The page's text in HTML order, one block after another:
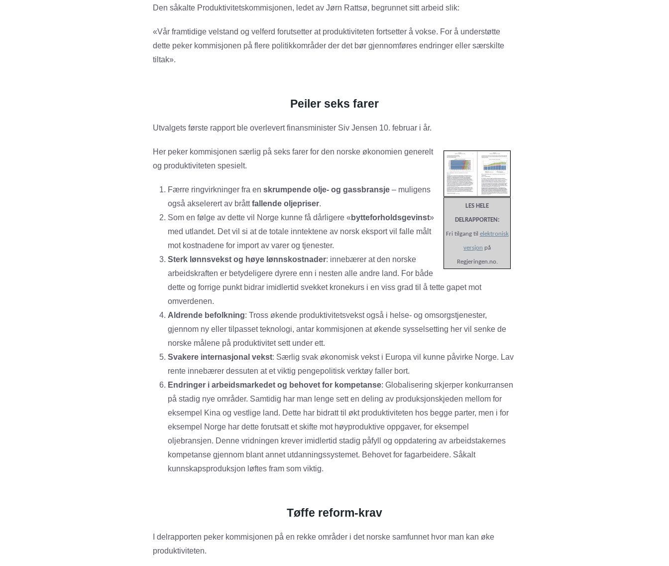
Den såkalte Produktivitetskommisjonen, ledet av Jørn Rattsø, begrunnet sitt arbeid slik:
«Vår framtidige velstand og velferd forutsetter at produktiviteten fortsetter å vokse. For å understøtte
dette peker kommisjonen på flere politikkområder der det bør gjennomføres endringer eller særskilte
tiltak».
Peiler seks farer
Utvalgets første rapport ble overlevert finansminister Siv Jensen 10. februar i år.
LES HELE
DELRAPPORTEN:
Fri tilgang til elektronisk
versjon på
Regjeringen.no.
Her peker kommisjonen særlig på seks farer for den norske økonomien generelt
og produktiviteten spesielt.
Færre ringvirkninger fra en skrumpende olje- og gassbransje– muligens
også akselerert av bråttfallende oljepriser.
Som en følge av dette vil Norge kunne få dårligere « bytteforholdsgevinst»
med utlandet. Det vil si at de totale inntektene av norsk eksport vil falle målt
mot kostnadene for import av varer og tjenester.
Sterk lønnsvekst og høye lønnskostnader: innebærer at den norske
arbeidskraften er betydeligere dyrere enn i nesten alle andre land. For både
dette og forrige punkt bidrar imidlertid svekket kronekurs i en viss grad til å tette gapet mot
omverdenen.
Aldrende befolkning: Tross økende produktivitetsvekst også i helse- og omsorgstjenester,
gjennom ny eller tilpasset teknologi, antar kommisjonen at økende sysselsetting her vil senke de
norske målene på produktivitet sett under ett.
Svakere internasjonal vekst: Særlig svak økonomisk vekst i Europa vil kunne påvirke Norge. Lav
rente innebærer dessuten at et viktig pengepolitisk verktøy faller bort.
Endringer i arbeidsmarkedet og behovet for kompetanse: Globalisering skjerper konkurransen
på stadig nye områder. Samtidig har man lenge sett en deling av produksjonskjeden mellom for
eksempel Kina og vestlige land. Dette har bidratt til økt produktiviteten hos begge parter, men i for
eksempel Norge har dette forutsatt et skifte mot høyproduktive oppgaver, for eksempel
oljebransjen. Denne vridningen krever imidlertid stadig påfyll og oppdatering av arbeidstakernes
kompetanse gjennom blant annet utdanningssystemet. Behovet for fagarbeidere. Såkalt
kunnskapsproduksjon løftes fram som viktig.
Tøffe reform-krav
I delrapporten peker kommisjonen på en rekke områder i det norske samfunnet hvor man kan øke
produktiviteten.